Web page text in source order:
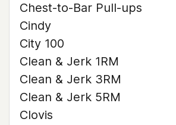
Chest-to-Bar Pull-ups
Cindy
City 100
Clean & Jerk 1RM
Clean & Jerk 3RM
Clean & Jerk 5RM
Clovis